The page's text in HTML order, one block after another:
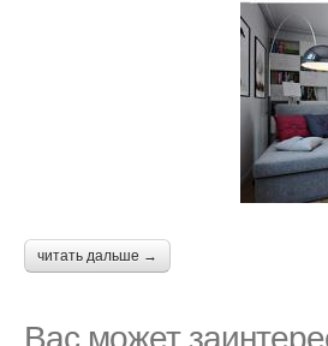
читать дальше →
Вас может